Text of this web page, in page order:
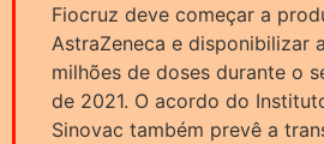
Fiocruz deve começar a
AstraZeneca e disponibilizar
milhões de doses durante o
de 2021. O acordo do
Sinovac também prevê a